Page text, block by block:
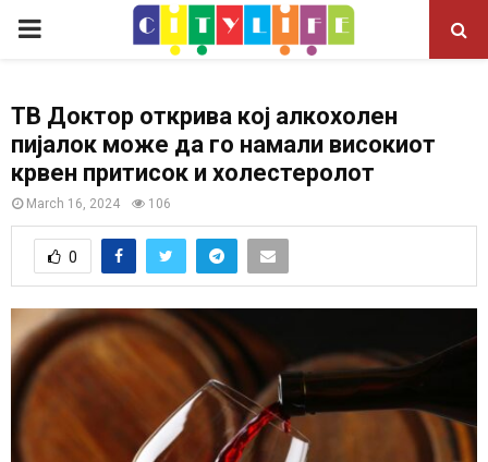
P
I
M
A
R
Y
ТВ Доктор открива кој алкохолен
пијалок може да го намали високиот
крвен притисок и холестеролот
March 16, 2024 106
0